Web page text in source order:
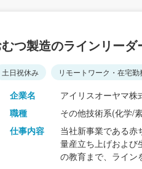
つ製造のラインリーダ
土日祝休み リモートワーク・在宅勤
企業名
アイリスオーヤマ株
職種
その他技術系(化学/
仕事内容
当社新事業である赤
量産立ち上げおよび
の教育まで、ライン